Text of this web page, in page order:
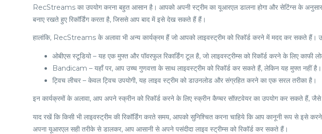
RecStreams का उपयोग करना बहुत आसान है। आपको अपनी स्ट्रीम का यूआरएल डालना होगा और सेटिंग्स के अनुसार
बनाए रखते हुए रिकॉर्डिंग करता है, जिससे आप बाद में इसे देख सकते हैं हैं।
हालांकि, RecStreams के अलावा भी अन्य कार्यक्रम हैं जो आपको लाइवस्ट्रीम को रिकॉर्ड करने में मदद कर सकते हैं।
ओबीएस स्टूडियो – यह एक मुफ्त और पॉवरफुल रिकार्डिंग टूल है, जो लाइवस्ट्रीम्स को रिकॉर्ड करने के लिए काफी
Bandicam – यहाँ पर, आप उच्च गुणवत्ता के साथ लाइवस्ट्रीम को रिकॉर्ड कर सकते हैं, लेकिन यह मुफ्त नहीं है।
ट्विच लीचर – केवल ट्विच उपयोगी, यह लाइव स्ट्रीम को डाउनलोड और संग्रहित करने का एक सरल तरीका है।
इन कार्यक्रमों के अलावा, आप अपने स्क्रीन को रिकॉर्ड करने के लिए स्क्रीन कैप्चर सॉफ़्टवेयर का उपयोग कर सकते हैं, जैसे
याद रखें कि किसी भी लाइवस्ट्रीम की रिकॉर्डिंग करते समय, आपको सुनिश्चित करना चाहिये कि आप कानूनी रूप से
अपना यूआरएल सही तरीके से डालकर, आप आसानी से अपने पसंदीदा लाइव स्ट्रीम्स को रिकॉर्ड कर सकते हैं।